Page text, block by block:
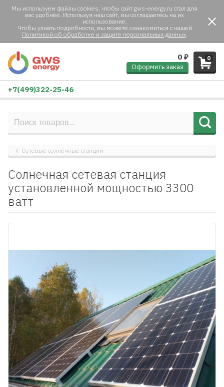
Мы используем файлы cookies, чтобы сайт gws-energy.ru стал для
вас удобнее. Используя наш сайт, вы соглашаетесь на их
использование.
Чтобы узнать подробности, вы можете ознакомиться с нашей
Политикой об обработке и защите персональных данных.
0
0 ₽
Оформить заказ
+7(499)322-25-46
Сетевые солнечные станции
Солнечная сетевая станция
установленной мощностью 3300
ватт